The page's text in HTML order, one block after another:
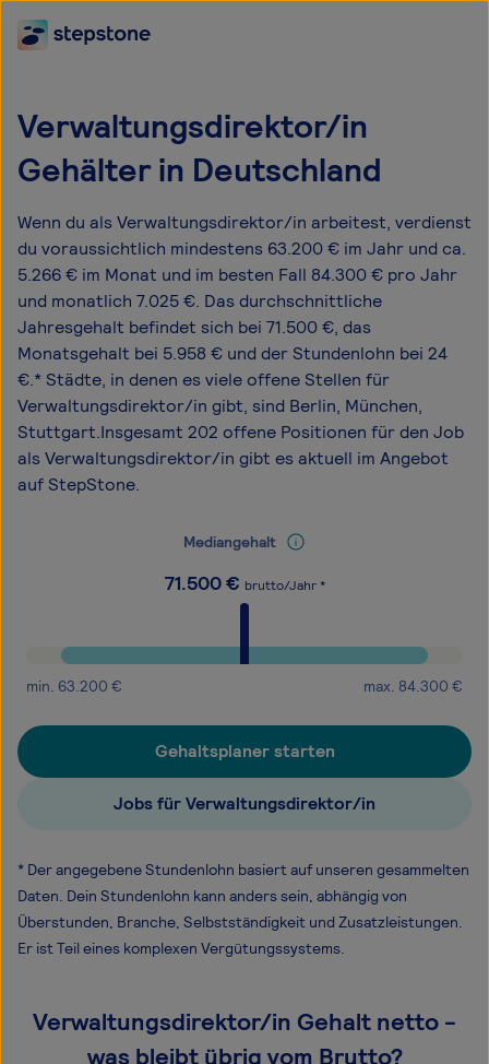
Verwaltungsdirektor/in
Gehälter in Deutschland
Wenn du als Verwaltungsdirektor/in arbeitest, verdienst
du voraussichtlich mindestens 63.200 € im Jahr und ca.
5.266 € im Monat und im besten Fall 84.300 € pro Jahr
und monatlich 7.025 €. Das durchschnittliche
Jahresgehalt befindet sich bei 71.500 €, das
Monatsgehalt bei 5.958 € und der Stundenlohn bei 24
€.* Städte, in denen es viele offene Stellen für
Verwaltungsdirektor/in gibt, sind Berlin, München,
Stuttgart.Insgesamt 202 offene Positionen für den Job
als Verwaltungsdirektor/in gibt es aktuell im Angebot
auf StepStone.
Mediangehalt
71.500€ brutto/Jahr *
min. 63.200 € max. 84.300 €
Gehaltsplaner starten
Jobs für Verwaltungsdirektor/in
* Der angegebene Stundenlohn basiert auf unseren gesammelten
Daten. Dein Stundenlohn kann anders sein, abhängig von
Überstunden, Branche, Selbstständigkeit und Zusatzleistungen.
Er ist Teil eines komplexen Vergütungssystems.
Verwaltungsdirektor/in Gehalt netto -
was bleibt übrig vom Brutto?